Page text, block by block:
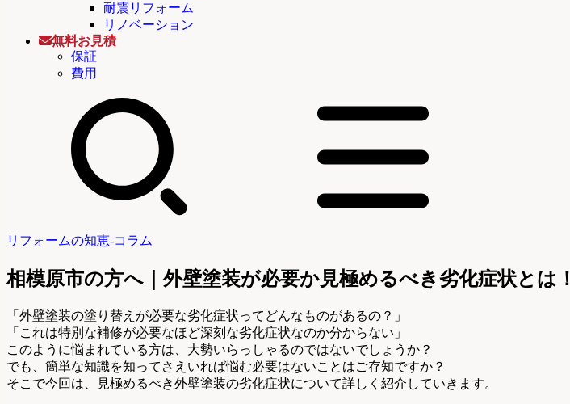
耐震リフォーム
リノベーション
無料お見積
保証
費用
リフォームの知恵-コラム
相模原市の方へ｜外壁塗装が必要か見極めるべき劣化症状とは！
「外壁塗装の塗り替えが必要な劣化症状ってどんなものがあるの？」
「これは特別な補修が必要なほど深刻な劣化症状なのか分からない」
このように悩まれている方は、大勢いらっしゃるのではないでしょうか？
でも、簡単な知識を知ってさえいれば悩む必要はないことはご存知ですか？
そこで今回は、見極めるべき外壁塗装の劣化症状について詳しく紹介していきます。